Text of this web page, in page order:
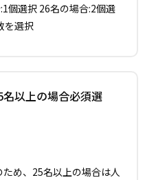
個選択 26名の場合:2個選
を選択
以上の場合必須選
め、25名以上の場合は人